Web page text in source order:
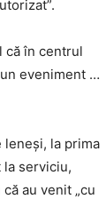
că în centrul
eveniment …
leneși, la prima
la serviciu,
au venit „cu